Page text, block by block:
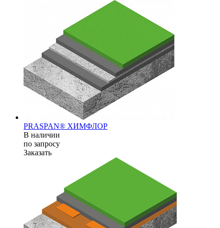
PRASPAN® ХИМФЛОР
В наличии
по запросу
Заказать